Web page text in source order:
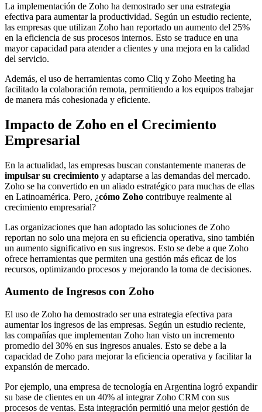
La implementación de Zoho ha demostrado ser una estrategia
efectiva para aumentar la productividad. Según un estudio reciente,
las empresas que utilizan Zoho han reportado un aumento del 25%
en la eficiencia de sus procesos internos. Esto se traduce en una
mayor capacidad para atender a clientes y una mejora en la calidad
del servicio.
Además, el uso de herramientas como Cliq y Zoho Meeting ha
facilitado la colaboración remota, permitiendo a los equipos trabajar
de manera más cohesionada y eficiente.
Impacto de Zoho en el Crecimiento
Empresarial
En la actualidad, las empresas buscan constantemente maneras de
impulsar su crecimiento y adaptarse a las demandas del mercado.
Zoho se ha convertido en un aliado estratégico para muchas de ellas
en Latinoamérica. Pero, ¿cómo Zoho contribuye realmente al
crecimiento empresarial?
Las organizaciones que han adoptado las soluciones de Zoho
reportan no solo una mejora en su eficiencia operativa, sino también
un aumento significativo en sus ingresos. Esto se debe a que Zoho
ofrece herramientas que permiten una gestión más eficaz de los
recursos, optimizando procesos y mejorando la toma de decisiones.
Aumento de Ingresos con Zoho
El uso de Zoho ha demostrado ser una estrategia efectiva para
aumentar los ingresos de las empresas. Según un estudio reciente,
las compañías que implementan Zoho han visto un incremento
promedio del 30% en sus ingresos anuales. Esto se debe a la
capacidad de Zoho para mejorar la eficiencia operativa y facilitar la
expansión de mercado.
Por ejemplo, una empresa de tecnología en Argentina logró expandir
su base de clientes en un 40% al integrar Zoho CRM con sus
procesos de ventas. Esta integración permitió una mejor gestión de